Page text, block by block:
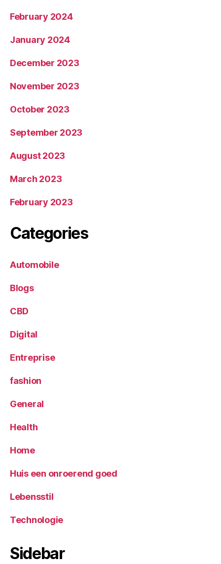
February 2024
January 2024
December 2023
November 2023
October 2023
September 2023
August 2023
March 2023
February 2023
Categories
Automobile
Blogs
CBD
Digital
Entreprise
fashion
General
Health
Home
Huis een onroerend goed
Lebensstil
Technologie
Sidebar